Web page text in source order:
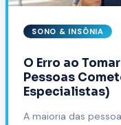
SONO & INSÔNIA
O Erro ao
Pessoas
Especialistas)
A maioria das